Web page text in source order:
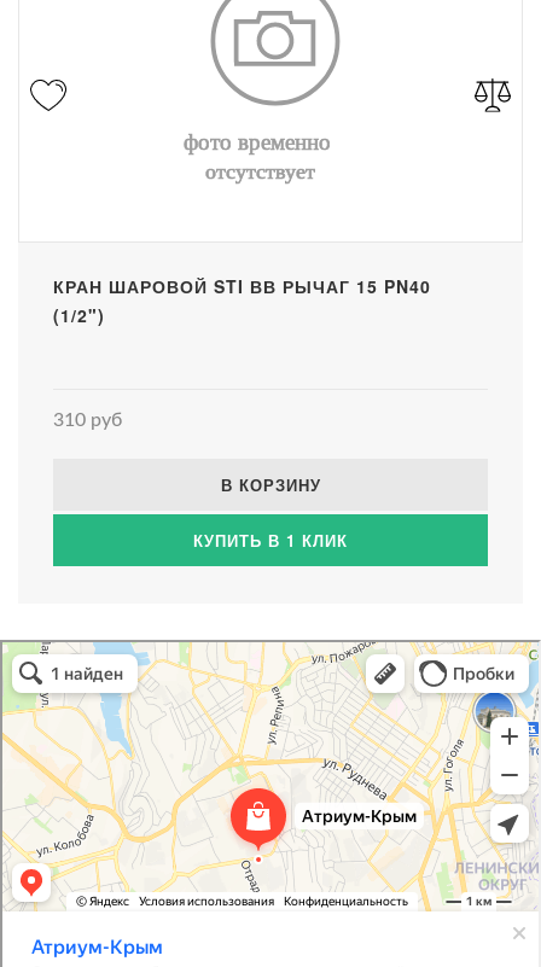
КРАН ШАРОВОЙ STI ВВ РЫЧАГ 15 PN40
(1/2")
310 руб
В КОРЗИНУ
КУПИТЬ В 1 КЛИК
Атриум-Крым
Системы водоснабжения, отопления, канализации в Севастополе
Снабжение строительных объектов в Севастополе